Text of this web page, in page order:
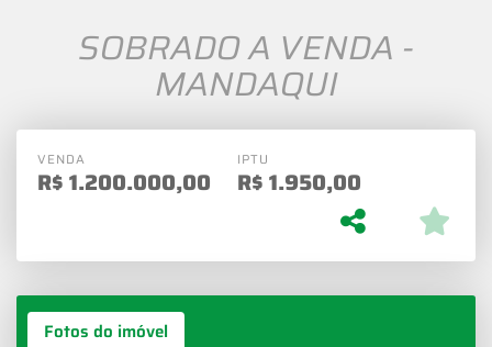
SOBRADO A VENDA -
MANDAQUI
VENDA
R$1.200.000,00
IPTU
R$1.950,00
Fotos do imóvel